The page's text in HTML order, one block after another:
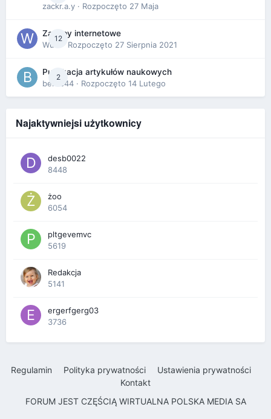
zackr.a.y · Rozpoczęto 27 Maja
12
Zakupy internetowe
Wula
· Rozpoczęto 27 Sierpnia 2021
2
Publikacja artykułów naukowych
berus44 · Rozpoczęto 14 Lutego
Najaktywniejsi użytkownicy
desb0022
8448
żoo
6054
pltgevemvc
5619
Redakcja
5141
ergerfgerg03
3736
Regulamin Polityka prywatności
Ustawienia prywatności
Kontakt
FORUM JEST CZĘŚCIĄ WIRTUALNA POLSKA MEDIA SA